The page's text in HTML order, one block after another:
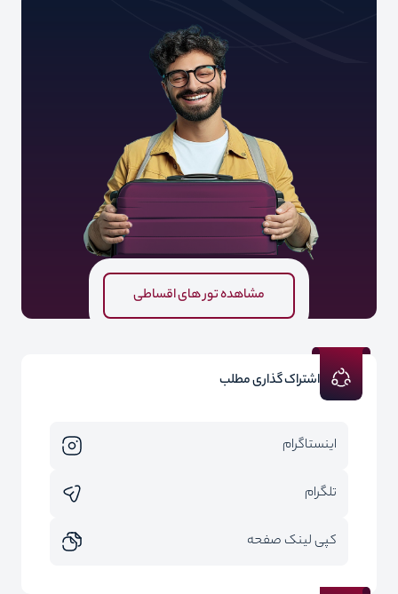
مشاهده تور های اقساطی
اشتراک گذاری مطلب
اینستاگرام
تلگرام
کپی لینک صفحه